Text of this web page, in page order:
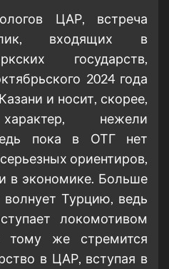
ЦАР, встреча
входящих в
государств,
2024 года
и носит, скорее,
нежели
пока в ОТГ нет
ориентиров,
в экономике. Больше
волнует Турцию, ведь
локомотивом
же стремится
в ЦАР, вступая в